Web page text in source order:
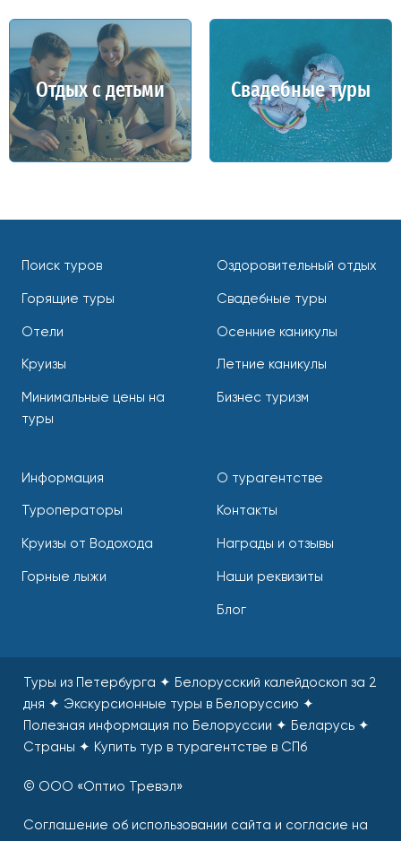
Отдых с детьми Свадебные туры
Поиск туров
Горящие туры
Отели
Круизы
Минимальные цены на
туры
Оздоровительный отдых
Свадебные туры
Осенние каникулы
Летние каникулы
Бизнес туризм
Информация
Туроператоры
Круизы от Водохода
Горные лыжи
О турагентстве
Контакты
Награды и отзывы
Наши реквизиты
Блог
Туры из Петербурга ✦ Белорусский калейдоскоп за 2
дня ✦ Экскурсионные туры в Белоруссию ✦
Полезная информация по Белоруссии ✦ Беларусь ✦
Страны ✦ Купить тур в турагентстве в СПб
© ООО «Оптио Тревэл»
Соглашение об использовании сайта и согласие на